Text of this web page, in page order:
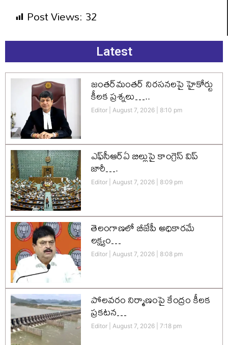
Post Views: 32
Latest
జంతర్‌మంతర్ నిరసనలపై హైకోర్టు
కీలక ప్రశ్నలు…..
Editor August 7, 2026 8:10 pm
ఎఫ్‌సీఆర్‌ఏ బిల్లుపై కాంగ్రెస్ విప్
జారీ….
Editor August 7, 2026 8:09 pm
తెలంగాణలో బీజేపీ అధికారమే
లక్ష్యం…
Editor August 7, 2026 8:08 pm
పోలవరం నిర్మాణంపై కేంద్రం కీలక
ప్రకటన…
Editor August 7, 2026 7:18 pm